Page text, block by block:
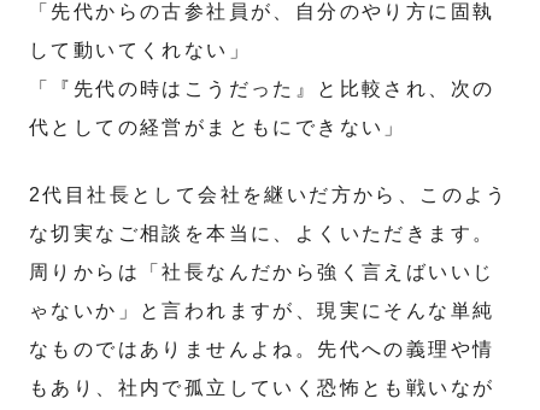
「先代からの古参社員が、自分のやり方に固執
して動いてくれない」
「『先代の時はこうだった』と比較され、次の
代としての経営がまともにできない」
2代目社長として会社を継いだ方から、このよう
な切実なご相談を本当に、よくいただきます。
周りからは「社長なんだから強く言えばいいじ
ゃないか」と言われますが、現実にそんな単純
なものではありませんよね。先代への義理や情
もあり、社内で孤立していく恐怖とも戦いなが